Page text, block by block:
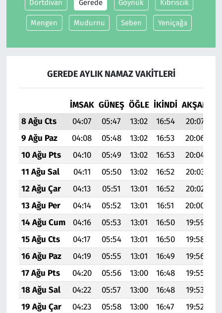
Dörtdivan Gerede Göynük Kıbrıscık
Mengen Mudurnu Seben Yeniçağa
GEREDE AYLIK NAMAZ VAKITLERI
İMSAK GÜNEŞ ÖĞLE İKINDI AKŞAM
8 Ağu Cts
04:07 05:47 13:02 16:54 20:07
9 Ağu Paz
04:08 05:48 13:02 16:53 20:06
10 Ağu Pts
04:10 05:49 13:02 16:53 20:04
11 Ağu Sal
04:11 05:50 13:02 16:52 20:03
12 Ağu Çar
04:13 05:51 13:01 16:52 20:02
13 Ağu Per
04:14 05:52 13:01 16:51 20:00
14 Ağu Cum
04:16 05:53 13:01 16:50 19:59
15 Ağu Cts
04:17 05:54 13:01 16:50 19:58
16 Ağu Paz
04:19 05:55 13:01 16:49 19:56
17 Ağu Pts
04:20 05:56 13:00 16:48 19:55
18 Ağu Sal
04:22 05:57 13:00 16:48 19:53
19 Ağu Çar
04:23 05:58 13:00 16:47 19:52
Süleymanpaşa
Tekirdağ